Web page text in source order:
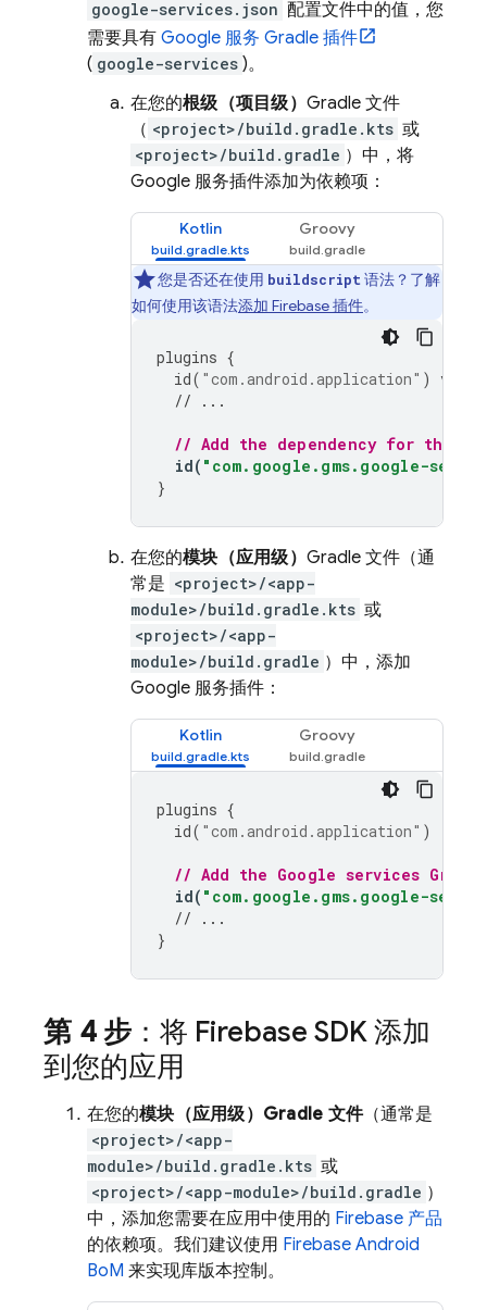
google-services.json 配置文件中的值，您
需要具有 Google 服务 Gradle 插件
( google-services )。
在您的根级（项目级） Gradle 文件
（ <project>/build.gradle.kts 或
<project>/build.gradle ）中，将
Google 服务插件添加为依赖项：
Kotlin Groovy
您是否还在使用 buildscript 语法？了解
如何使用该语法添加 Firebase 插件。
plugins {
id( "com.android.application" )
// ...
// Add the dependency for the
id( "com.google.gms.google-
}
在您的模块（应用级） Gradle 文件（通
常是 <project>/<app-
module>/build.gradle.kts 或
<project>/<app-
module>/build.gradle ）中，添加
Google 服务插件：
Kotlin Groovy
plugins {
id( "com.android.application" )
// Add the Google services
id( "com.google.gms.google-
// ...
}
第 4 步 ：将 Firebase SDK 添加
到您的应用
在您的模块（应用级）Gradle 文件（通常是
<project>/<app-
module>/build.gradle.kts 或
<project>/<app-module>/build.gradle ）
中，添加您需要在应用中使用的 Firebase 产品
的依赖项。我们建议使用 Firebase Android
BoM 来实现库版本控制。